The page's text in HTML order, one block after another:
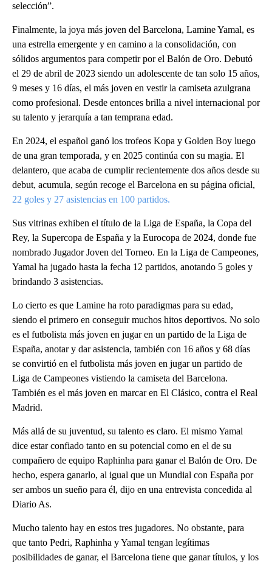
selección”.
Finalmente, la joya más joven del Barcelona, Lamine Yamal, es
una estrella emergente y en camino a la consolidación, con
sólidos argumentos para competir por el Balón de Oro. Debutó
el 29 de abril de 2023 siendo un adolescente de tan solo 15 años,
9 meses y 16 días, el más joven en vestir la camiseta azulgrana
como profesional. Desde entonces brilla a nivel internacional por
su talento y jerarquía a tan temprana edad.
En 2024, el español ganó los trofeos Kopa y Golden Boy luego
de una gran temporada, y en 2025 continúa con su magia. El
delantero, que acaba de cumplir recientemente dos años desde su
debut, acumula, según recoge el Barcelona en su página oficial,
22 goles y 27 asistencias en 100 partidos.
Sus vitrinas exhiben el título de la Liga de España, la Copa del
Rey, la Supercopa de España y la Eurocopa de 2024, donde fue
nombrado Jugador Joven del Torneo. En la Liga de Campeones,
Yamal ha jugado hasta la fecha 12 partidos, anotando 5 goles y
brindando 3 asistencias.
Lo cierto es que Lamine ha roto paradigmas para su edad,
siendo el primero en conseguir muchos hitos deportivos. No solo
es el futbolista más joven en jugar en un partido de la Liga de
España, anotar y dar asistencia, también con 16 años y 68 días
se convirtió en el futbolista más joven en jugar un partido de
Liga de Campeones vistiendo la camiseta del Barcelona.
También es el más joven en marcar en El Clásico, contra el Real
Madrid.
Más allá de su juventud, su talento es claro. El mismo Yamal
dice estar confiado tanto en su potencial como en el de su
compañero de equipo Raphinha para ganar el Balón de Oro. De
hecho, espera ganarlo, al igual que un Mundial con España por
ser ambos un sueño para él, dijo en una entrevista concedida al
Diario As.
Mucho talento hay en estos tres jugadores. No obstante, para
que tanto Pedri, Raphinha y Yamal tengan legítimas
posibilidades de ganar, el Barcelona tiene que ganar títulos, y los